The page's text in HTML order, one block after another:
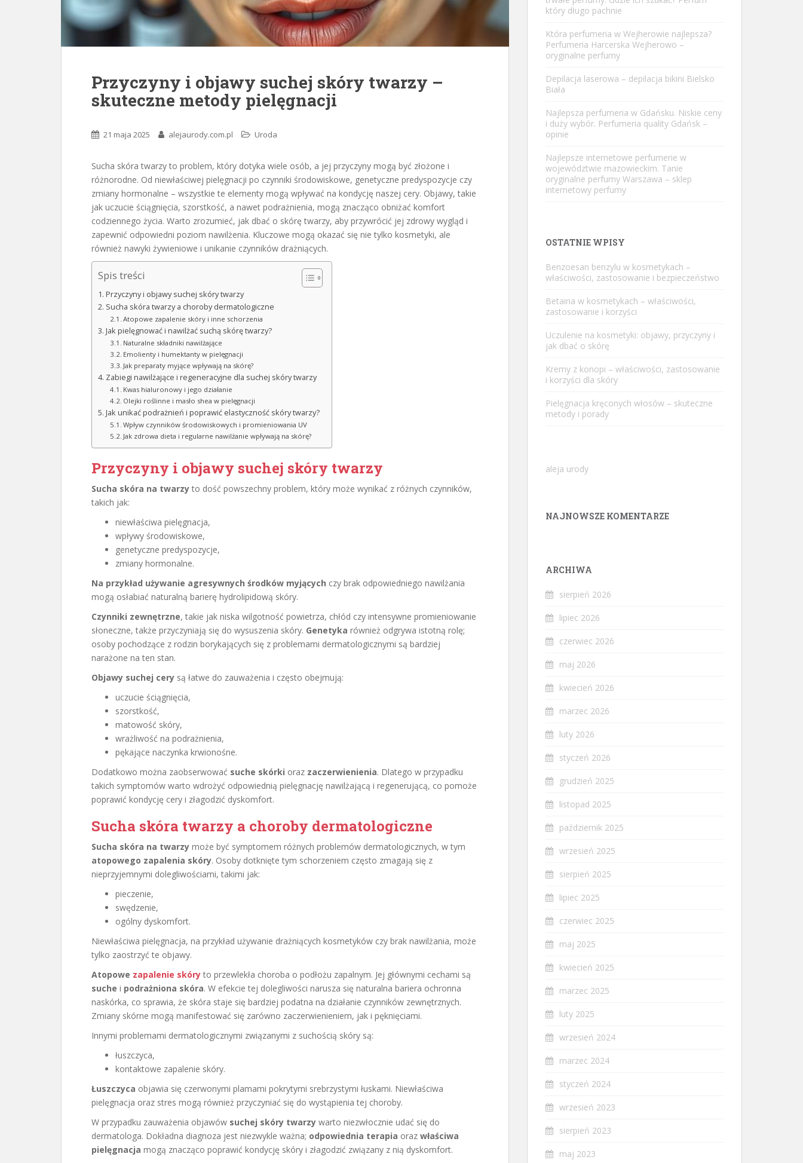
Przyczyny i objawy suchej skóry twarzy –
skuteczne metody pielęgnacji
21 maja 2025 alejaurody.com.pl Uroda
Sucha skóra twarzy to problem, który dotyka wiele osób, a jej przyczyny mogą być złożone i
różnorodne. Od niewłaściwej pielęgnacji po czynniki środowiskowe, genetyczne predyspozycje czy
zmiany hormonalne – wszystkie te elementy mogą wpływać na kondycję naszej cery. Objawy, takie
jak uczucie ściągnięcia, szorstkość, a nawet podrażnienia, mogą znacząco obniżać komfort
codziennego życia. Warto zrozumieć, jak dbać o skórę twarzy, aby przywrócić jej zdrowy wygląd i
zapewnić odpowiedni poziom nawilżenia. Kluczowe mogą okazać się nie tylko kosmetyki, ale
również nawyki żywieniowe i unikanie czynników drażniących.
Spis treści
Przyczyny i objawy suchej skóry twarzy
Sucha skóra twarzy a choroby dermatologiczne
Atopowe zapalenie skóry i inne schorzenia
Jak pielęgnować i nawilżać suchą skórę twarzy?
Naturalne składniki nawilżające
Emolienty i humektanty w pielęgnacji
Jak preparaty myjące wpływają na skórę?
Zabiegi nawilżające i regeneracyjne dla suchej skóry twarzy
Kwas hialuronowy i jego działanie
Olejki roślinne i masło shea w pielęgnacji
Jak unikać podrażnień i poprawić elastyczność skóry twarzy?
Wpływ czynników środowiskowych i promieniowania UV
Jak zdrowa dieta i regularne nawilżanie wpływają na skórę?
Przyczyny i objawy suchej skóry twarzy
Sucha skóra na twarzy to dość powszechny problem, który może wynikać z różnych czynników,
takich jak:
niewłaściwa pielęgnacja,
wpływy środowiskowe,
genetyczne predyspozycje,
zmiany hormonalne.
Na przykład używanie agresywnych środków myjących czy brak odpowiedniego nawilżania
mogą osłabiać naturalną barierę hydrolipidową skóry.
Czynniki zewnętrzne, takie jak niska wilgotność powietrza, chłód czy intensywne promieniowanie
słoneczne, także przyczyniają się do wysuszenia skóry. Genetyka również odgrywa istotną rolę;
osoby pochodzące z rodzin borykających się z problemami dermatologicznymi są bardziej
narażone na ten stan.
Objawy suchej cery są łatwe do zauważenia i często obejmują:
uczucie ściągnięcia,
szorstkość,
matowość skóry,
wrażliwość na podrażnienia,
pękające naczynka krwionośne.
Dodatkowo można zaobserwować suche skórki oraz zaczerwienienia. Dlatego w przypadku
takich symptomów warto wdrożyć odpowiednią pielęgnację nawilżającą i regenerującą, co pomoże
poprawić kondycję cery i złagodzić dyskomfort.
Sucha skóra twarzy a choroby dermatologiczne
Sucha skóra na twarzy może być symptomem różnych problemów dermatologicznych, w tym
atopowego zapalenia skóry. Osoby dotknięte tym schorzeniem często zmagają się z
nieprzyjemnymi dolegliwościami, takimi jak:
pieczenie,
swędzenie,
ogólny dyskomfort.
Niewłaściwa pielęgnacja, na przykład używanie drażniących kosmetyków czy brak nawilżania, może
tylko zaostrzyć te objawy.
Atopowe zapalenie skóry to przewlekła choroba o podłożu zapalnym. Jej głównymi cechami są
suche i podrażniona skóra. W efekcie tej dolegliwości narusza się naturalna bariera ochronna
naskórka, co sprawia, że skóra staje się bardziej podatna na działanie czynników zewnętrznych.
Zmiany skórne mogą manifestować się zarówno zaczerwienieniem, jak i pęknięciami.
Innymi problemami dermatologicznymi związanymi z suchością skóry są:
łuszczyca,
kontaktowe zapalenie skóry.
Łuszczyca objawia się czerwonymi plamami pokrytymi srebrzystymi łuskami. Niewłaściwa
pielęgnacja oraz stres mogą również przyczyniać się do wystąpienia tej choroby.
W przypadku zauważenia objawów suchej skóry twarzy warto niezwłocznie udać się do
dermatologa. Dokładna diagnoza jest niezwykle ważna; odpowiednia terapia oraz właściwa
pielęgnacja mogą znacząco poprawić kondycję skóry i złagodzić związany z nią dyskomfort.
który długo pachnie
Która perfumeria w Wejherowie najlepsza?
Perfumeria Harcerska Wejherowo –
oryginalne perfumy
Depilacja laserowa – depilacja bikini Bielsko
Biała
Najlepsza perfumeria w Gdańsku. Niskie ceny
i duży wybór. Perfumeria quality Gdańsk –
opinie
Najlepsze internetowe perfumerie w
województwie mazowieckim. Tanie
oryginalne perfumy Warszawa – sklep
internetowy perfumy
OSTATNIE WPISY
Benzoesan benzylu w kosmetykach –
właściwości, zastosowanie i bezpieczeństwo
Betaina w kosmetykach – właściwości,
zastosowanie i korzyści
Uczulenie na kosmetyki: objawy, przyczyny i
jak dbać o skórę
Kremy z konopi – właściwości, zastosowanie
i korzyści dla skóry
Pielęgnacja kręconych włosów – skuteczne
metody i porady
aleja urody
NAJNOWSZE KOMENTARZE
ARCHIWA
sierpień 2026
lipiec 2026
czerwiec 2026
maj 2026
kwiecień 2026
marzec 2026
luty 2026
styczeń 2026
grudzień 2025
listopad 2025
październik 2025
wrzesień 2025
sierpień 2025
lipiec 2025
czerwiec 2025
maj 2025
kwiecień 2025
marzec 2025
luty 2025
wrzesień 2024
marzec 2024
styczeń 2024
wrzesień 2023
sierpień 2023
maj 2023